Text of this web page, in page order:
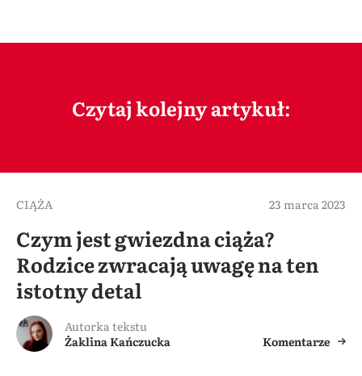
Czytaj kolejny artykuł:
CIĄŻA 23 marca 2023
Czym jest gwiezdna ciąża?
Rodzice zwracają uwagę na ten
istotny detal
Autorka tekstu
Żaklina Kańczucka
Komentarze